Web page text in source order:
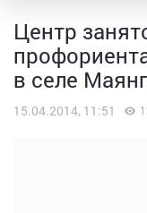
Центр
в селе
15.04.2014, 11:51